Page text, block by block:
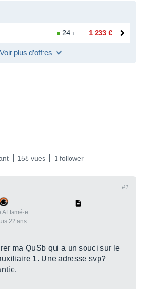
24h 1 233 €
Voir plus d’offres
158 vues 1 follower
AFfamé·e
22 ans
#1
ma QuSb qui a un souci sur le
1. Une adresse svp?